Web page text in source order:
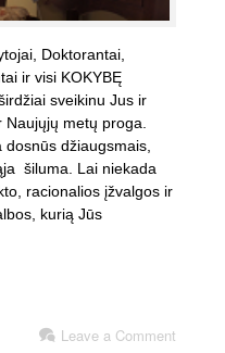
Doktorantai,
ir visi KOKYBĘ
sveikinu Jus ir
metų proga.
džiaugsmais,
šiluma. Lai niekada
racionalios įžvalgos ir
kurią Jūs
Leave a Comment